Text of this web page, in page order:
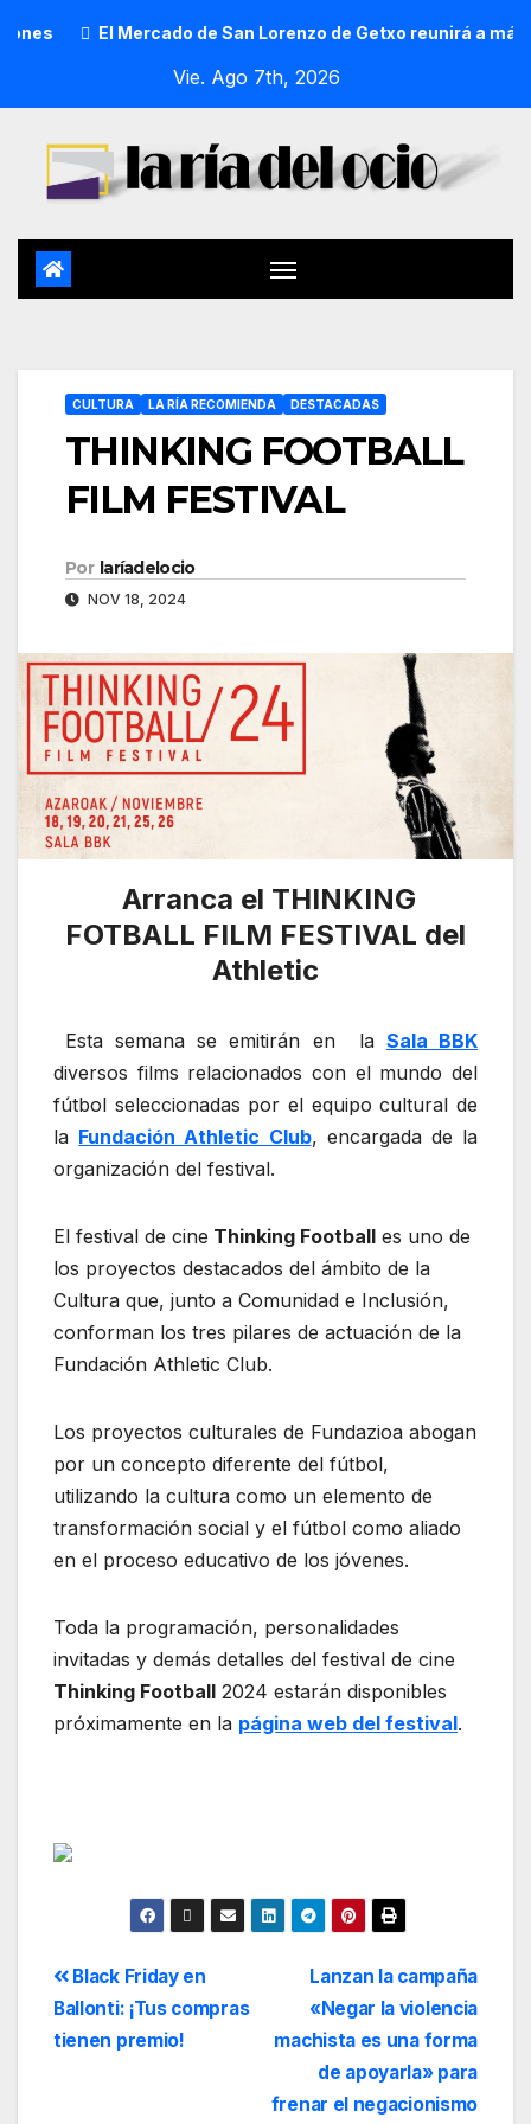
El Mercado de San Lorenzo de Getxo reunirá a más
Vie. Ago 7th, 2026
CULTURA LA RÍA RECOMIENDA DESTACADAS
THINKING FOOTBALL
FILM FESTIVAL
Por laríadelocio
NOV 18, 2024
Arranca el THINKING
FOTBALL FILM FESTIVAL del
Athletic
Esta semana se emitirán en la Sala BBK
diversos films relacionados con el mundo del
fútbol seleccionadas por el equipo cultural de
la Fundación Athletic Club, encargada de la
organización del festival.
El festival de cine Thinking Football es uno de
los proyectos destacados del ámbito de la
Cultura que, junto a Comunidad e Inclusión,
conforman los tres pilares de actuación de la
Fundación Athletic Club.
Los proyectos culturales de Fundazioa abogan
por un concepto diferente del fútbol,
utilizando la cultura como un elemento de
transformación social y el fútbol como aliado
en el proceso educativo de los jóvenes.
Toda la programación, personalidades
invitadas y demás detalles del festival de cine
Thinking Football 2024 estarán disponibles
próximamente en la página web del festival.
Lanzan la campaña
«Negar la violencia
machista es una forma
de apoyarla» para
frenar el negacionismo
Black Friday en
Ballonti: ¡Tus compras
tienen premio!